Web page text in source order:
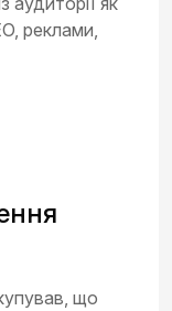
реклами,
що